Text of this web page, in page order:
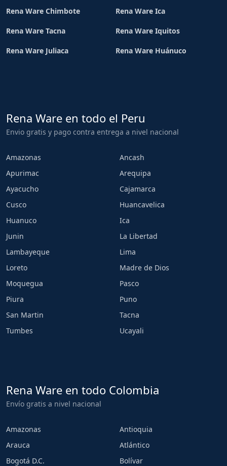
Rena Ware Chimbote Rena Ware Ica
Rena Ware Tacna Rena Ware Iquitos
Rena Ware Juliaca Rena Ware Huánuco
Rena Ware en todo el Peru
Envio gratis y pago contra entrega a nivel nacional
Amazonas
Ancash
Apurimac
Arequipa
Ayacucho
Cajamarca
Cusco
Huancavelica
Huanuco
Ica
Junin
La Libertad
Lambayeque
Lima
Loreto
Madre de Dios
Moquegua
Pasco
Piura
Puno
San Martin
Tacna
Tumbes
Ucayali
Rena Ware en todo Colombia
Envío gratis a nivel nacional
Amazonas
Antioquia
Arauca
Atlántico
Bogotá D.C.
Bolívar